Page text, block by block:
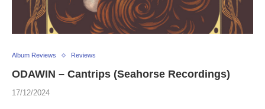
Album Reviews Reviews
ODAWIN – Cantrips (Seahorse Recordings)
17/12/2024